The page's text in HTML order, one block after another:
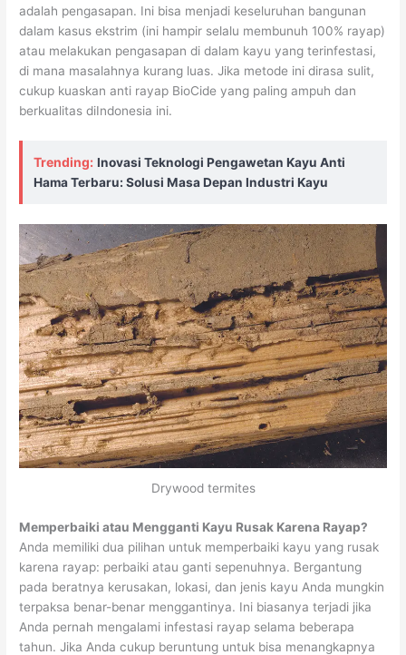
adalah pengasapan. Ini bisa menjadi keseluruhan bangunan
dalam kasus ekstrim (ini hampir selalu membunuh 100% rayap)
atau melakukan pengasapan di dalam kayu yang terinfestasi,
di mana masalahnya kurang luas. Jika metode ini dirasa sulit,
cukup kuaskan anti rayap BioCide yang paling ampuh dan
berkualitas diIndonesia ini.
Trending: Inovasi Teknologi Pengawetan Kayu Anti
Hama Terbaru: Solusi Masa Depan Industri Kayu
Drywood termites
Memperbaiki atau Mengganti Kayu Rusak Karena Rayap?
Anda memiliki dua pilihan untuk memperbaiki kayu yang rusak
karena rayap: perbaiki atau ganti sepenuhnya. Bergantung
pada beratnya kerusakan, lokasi, dan jenis kayu Anda mungkin
terpaksa benar-benar menggantinya. Ini biasanya terjadi jika
Anda pernah mengalami infestasi rayap selama beberapa
tahun. Jika Anda cukup beruntung untuk bisa menangkapnya